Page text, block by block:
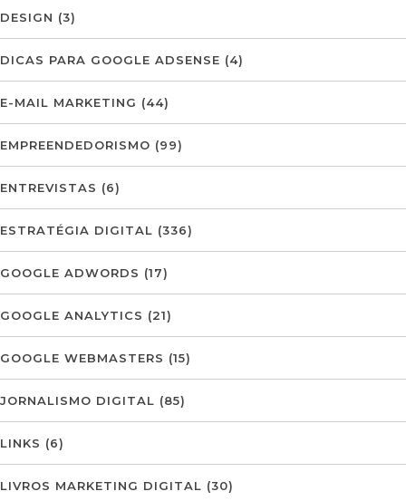
DESIGN (3)
DICAS PARA GOOGLE ADSENSE (4)
E-MAIL MARKETING (44)
EMPREENDEDORISMO (99)
ENTREVISTAS (6)
ESTRATÉGIA DIGITAL (336)
GOOGLE ADWORDS (17)
GOOGLE ANALYTICS (21)
GOOGLE WEBMASTERS (15)
JORNALISMO DIGITAL (85)
LINKS (6)
LIVROS MARKETING DIGITAL (30)